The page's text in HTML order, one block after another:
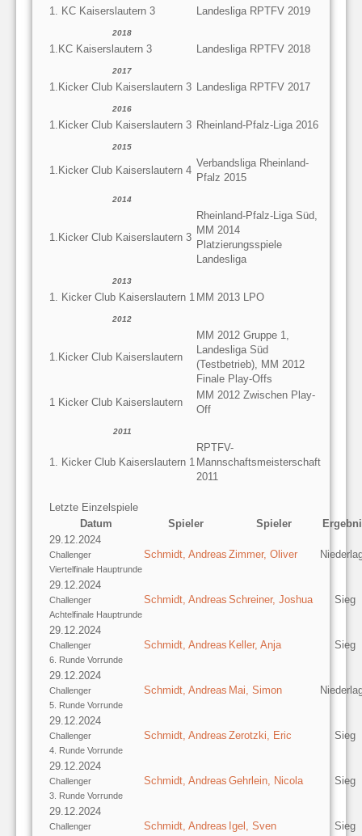
1. KC Kaiserslautern 3 Landesliga RPTFV 2019
2018
1.KC Kaiserslautern 3 Landesliga RPTFV 2018
2017
1.Kicker Club Kaiserslautern 3 Landesliga RPTFV 2017
2016
1.Kicker Club Kaiserslautern 3 Rheinland-Pfalz-Liga 2016
2015
1.Kicker Club Kaiserslautern 4
Verbandsliga Rheinland-
Pfalz 2015
2014
1.Kicker Club Kaiserslautern 3
Rheinland-Pfalz-Liga Süd,
MM 2014
Platzierungsspiele
Landesliga
2013
1. Kicker Club Kaiserslautern 1 MM 2013 LPO
2012
1.Kicker Club Kaiserslautern
MM 2012 Gruppe 1,
Landesliga Süd
(Testbetrieb), MM 2012
Finale Play-Offs
1 Kicker Club Kaiserslautern
MM 2012 Zwischen Play-
Off
2011
1. Kicker Club Kaiserslautern 1
RPTFV-
Mannschaftsmeisterschaft
2011
Letzte Einzelspiele
Datum
Spieler Spieler
29.12.2024
Challenger
Viertelfinale Hauptrunde
Schmidt, Andreas Zimmer, Oliver
29.12.2024
Challenger
Achtelfinale Hauptrunde
Schmidt, Andreas Schreiner, Joshua Sieg
29.12.2024
Challenger
6. Runde Vorrunde
Schmidt, Andreas Keller, Anja Sieg
29.12.2024
Challenger
5. Runde Vorrunde
Schmidt, Andreas Mai, Simon
29.12.2024
Challenger
4. Runde Vorrunde
Schmidt, Andreas Zerotzki, Eric Sieg
29.12.2024
Challenger
3. Runde Vorrunde
Schmidt, Andreas Gehrlein, Nicola Sieg
29.12.2024
Challenger
Schmidt, Andreas Igel, Sven Sieg